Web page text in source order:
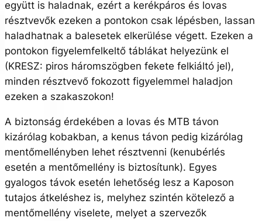
együtt is haladnak, ezért a kerékpáros és lovas
résztvevők ezeken a pontokon csak lépésben, lassan
haladhatnak a balesetek elkerülése végett. Ezeken a
pontokon figyelemfelkeltő táblákat helyezünk el
(KRESZ: piros háromszögben fekete felkiáltó jel),
minden résztvevő fokozott figyelemmel haladjon
ezeken a szakaszokon!
A biztonság érdekében a lovas és MTB távon
kizárólag kobakban, a kenus távon pedig kizárólag
mentőmellényben lehet résztvenni (kenubérlés
esetén a mentőmellény is biztosítunk). Egyes
gyalogos távok esetén lehetőség lesz a Kaposon
tutajos átkeléshez is, melyhez szintén kötelező a
mentőmellény viselete, melyet a szervezők